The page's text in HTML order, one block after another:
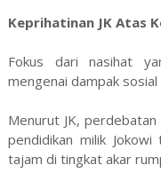
Keprihatinan JK Atas
Fokus dari nasihat
mengenai dampak
Menurut JK,
pendidikan milik
tajam di tingkat akar